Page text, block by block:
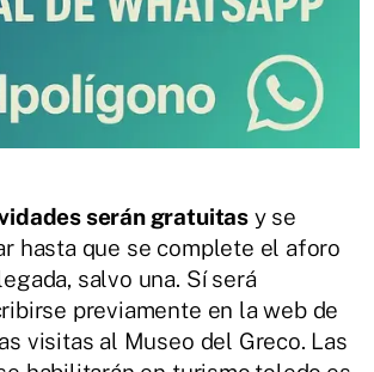
serán gratuitasy se
hasta que se complete el aforo
salvo una. Sí será
previamente en la web de
visitas al Museo del Greco. Las